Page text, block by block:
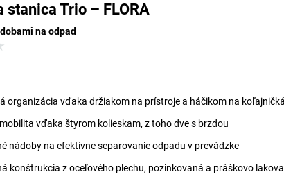
stanica Trio – FLORA
na odpad
organizácia vďaka držiakom na prístroje a háčikom na
vďaka štyrom kolieskam, z toho dve s brzdou
nádoby na efektívne separovanie odpadu v prevádzke
konštrukcia z oceľového plechu, pozinkovaná a práškovo